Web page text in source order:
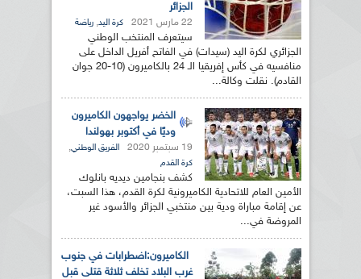
الجزائر
22 مارس 2021 كرة اليد, رياضة
سيتعرف المنتخب الوطني
الجزائري لكرة اليد (سيدات) في الفاتح أفريل الداخل على
منافسيه في كأس إفريقيا الـ 24 بالكاميرون (10-20 جوان
القادم). نقلت وكالة...
الخضر يواجهون الكاميرون
وديًا في أكتوبر بهولندا
19 سبتمبر 2020 الفريق الوطني,
كرة القدم
كشف بنجامين ديديه بانلوك
الأمين العام للاتحادية الكاميرونية لكرة القدم، هذا السبت،
عن إقامة مباراة ودية بين منتخبي الجزائر والأسود غير
المروضة في...
الكاميرون:اضطرابات في جنوب
غرب البلاد تخلف ثلاثة قتلى قبل